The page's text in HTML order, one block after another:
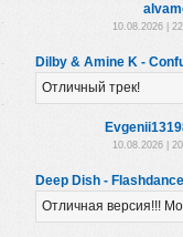
10.08.2026 |
Dilby & Amine K -
Отличный трек!
10.08.2026 |
Deep Dish -
Отличная версия!!!